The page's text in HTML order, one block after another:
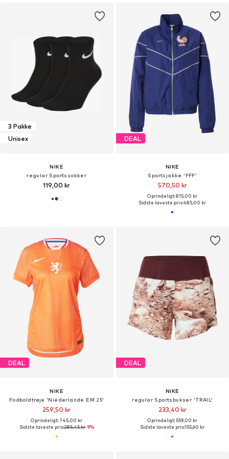
3 Pakke
Unisex
NIKE
regular Sportssokker
119,00 kr
DEAL
NIKE
Sportsjakke 'FFF'
570,50 kr
Oprindeligt: 815,00 kr
Sidste laveste pris:485,00 kr
DEAL
NIKE
Fodboldtrøje 'Niederlande EM 25'
259,50 kr
Oprindeligt: 745,00 kr
Sidste laveste pris:285,45 kr-9%
DEAL
NIKE
regular Sportsbukser 'TRAIL'
233,40 kr
Oprindeligt: 559,00 kr
Sidste laveste pris:155,60 kr